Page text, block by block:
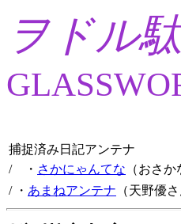
ヲドル
捕捉済み日記アンテナ
/ ・ さかにゃんてな （おさか
/ ・ あまねアンテナ （天野優さ